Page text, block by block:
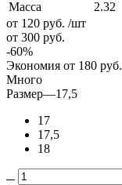
Масса
2.32
от 120 руб. /шт
от 300 руб.
-60%
Экономия от 180 руб.
Много
Размер—17,5
17
17,5
18